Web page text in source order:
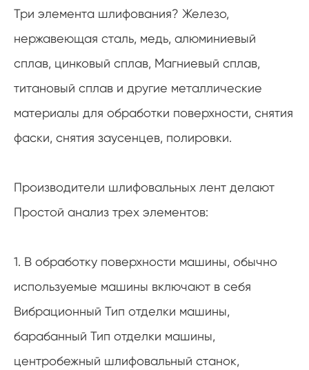
Три элемента шлифования? Железо,
нержавеющая сталь, медь, алюминиевый
сплав, цинковый сплав, Магниевый сплав,
титановый сплав и другие металлические
материалы для обработки поверхности, снятия
фаски, снятия заусенцев, полировки.
Производители шлифовальных лент делают
Простой анализ трех элементов:
1. В обработку поверхности машины, обычно
используемые машины включают в себя
Вибрационный Тип отделки машины,
барабанный Тип отделки машины,
центробежный шлифовальный станок,